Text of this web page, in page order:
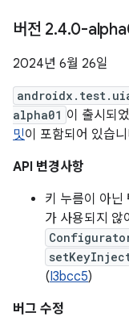
버전 2.4.0-
2024년 6월 26일
alpha01 이 출시되
밋이 포함되어 있습
API 변경사항
키 누름이 아닌
가 사용되지 않
(I3bcc5)
버그 수정